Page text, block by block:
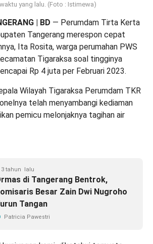
yang lalu. (Foto : Istimewa)
| BD — Perumdam Tirta Kerta
Tangerang merespon cepat
Ita Rosita, warga perumahan PWS
Tigaraksa soal tingginya
Rp 4 juta per Februari 2023.
Wilayah Tigaraksa Perumdam TKR
telah menyambangi kediaman
pemicu melonjaknya tagihan air
3 tahun lalu
di Tangerang Bentrok,
Besar Zain Dwi Nugroho
Tangan
Patricia Pawestri